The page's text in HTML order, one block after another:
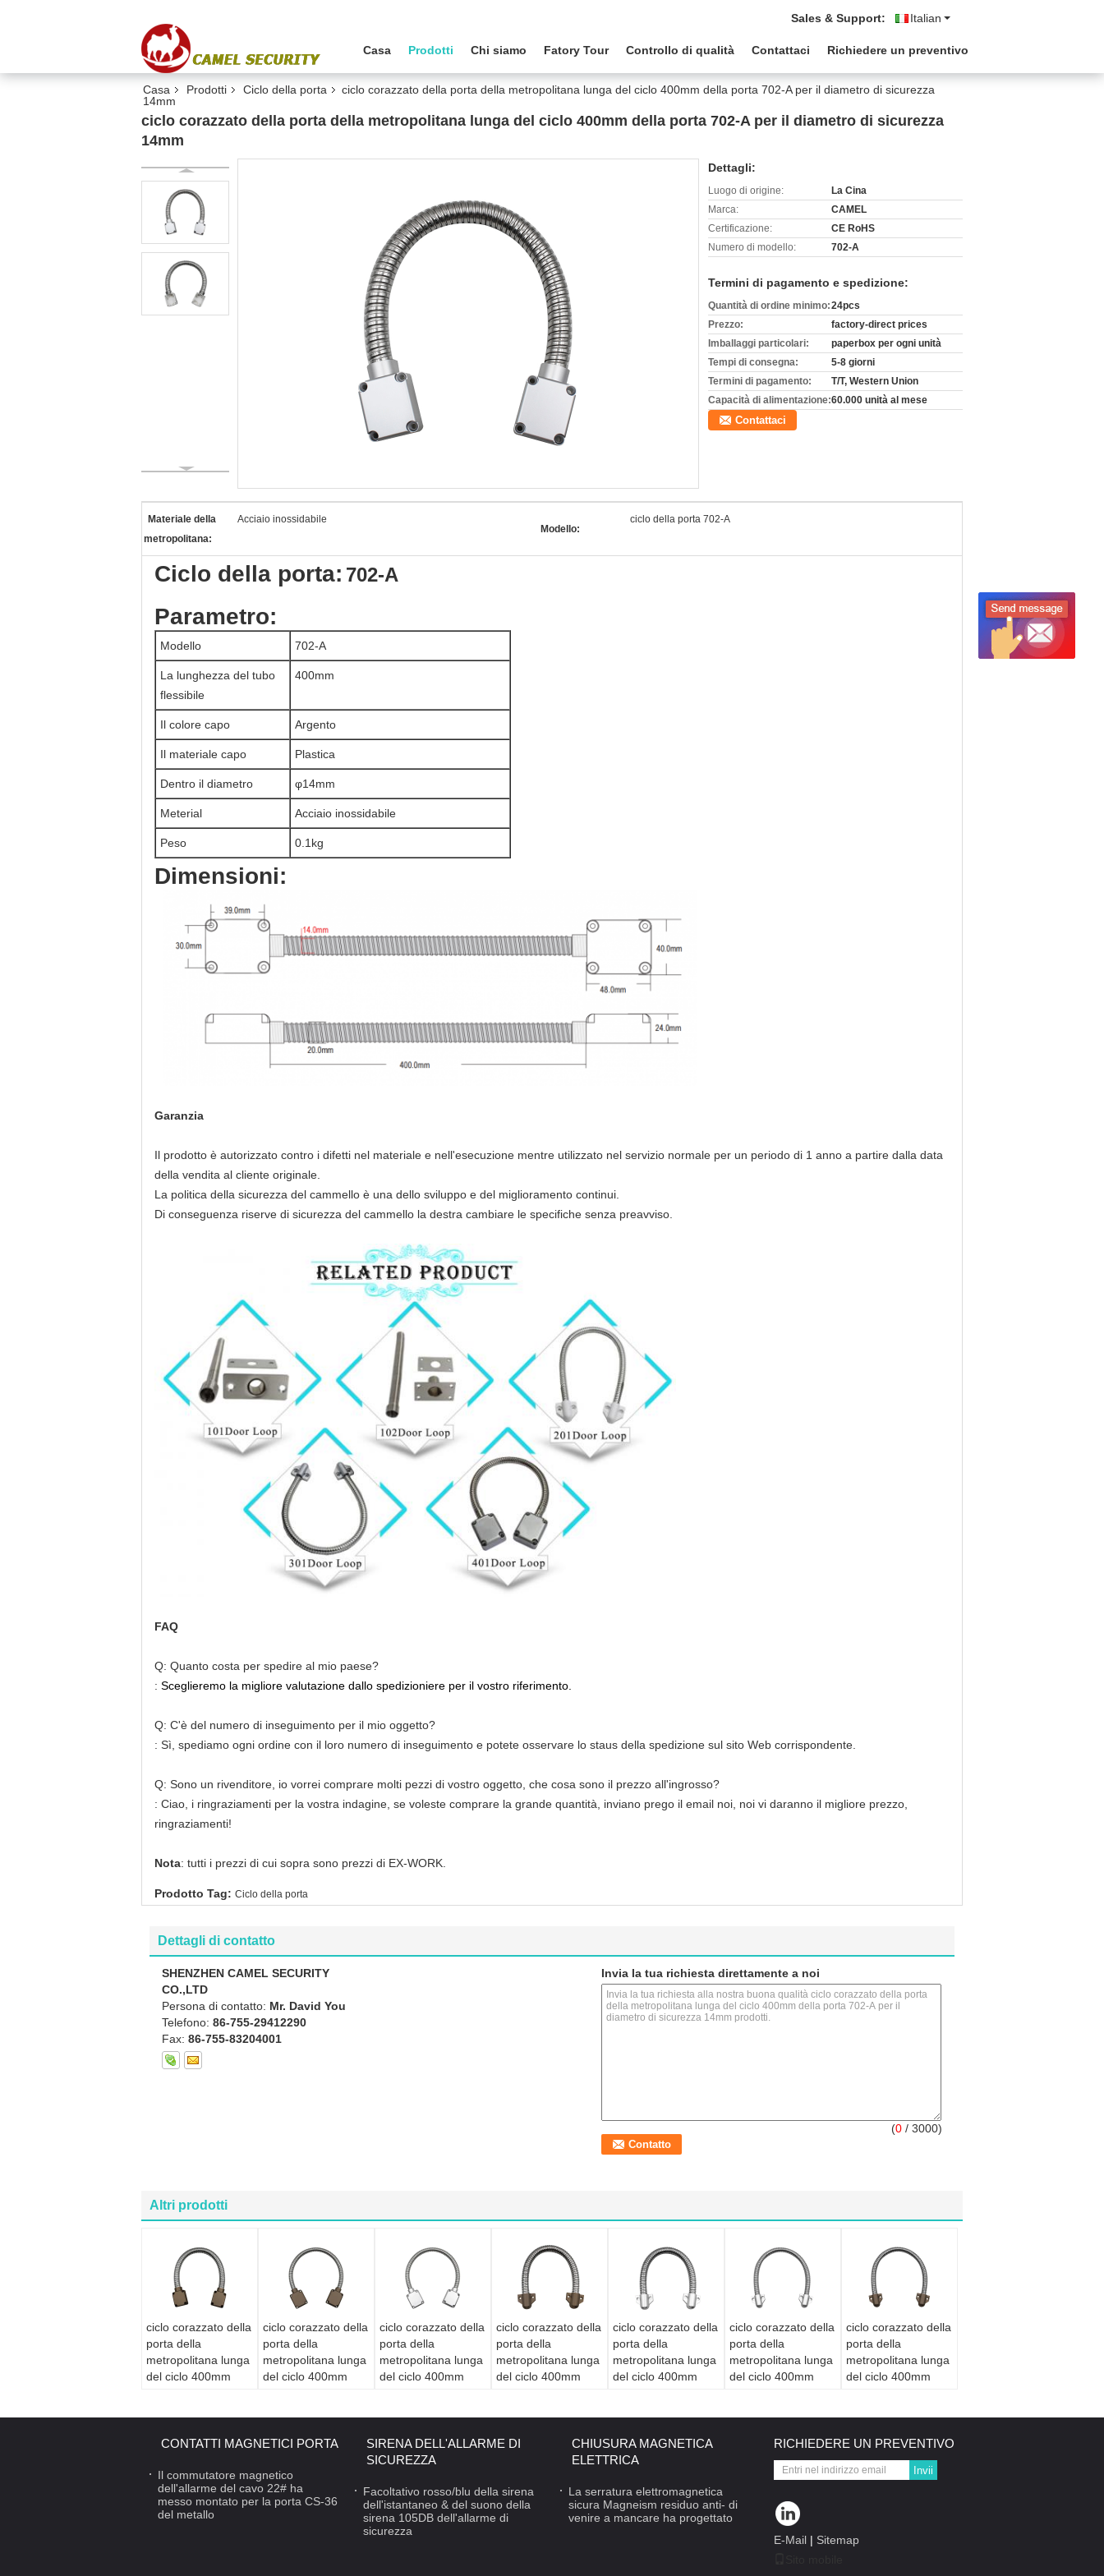
Italian
Sales & Support:
Casa Prodotti Chi siamo Fatory Tour Controllo di qualità Contattaci Richiedere un preventivo
Casa Prodotti Ciclo della porta
ciclo corazzato della porta della metropolitana lunga del ciclo 400mm della porta 702-A per il diametro di sicurezza
14mm
ciclo corazzato della porta della metropolitana lunga del ciclo 400mm della porta 702-A per il diametro di sicurezza
14mm
Dettagli:
Luogo di origine:
La Cina
Marca:
CAMEL
Certificazione:
CE RoHS
Numero di modello:
702-A
Termini di pagamento e spedizione:
Quantità di ordine minimo:24pcs
Prezzo:
factory-direct prices
Imballaggi particolari:
paperbox per ogni unità
Tempi di consegna:
5-8 giorni
Termini di pagamento:
T/T, Western Union
Capacità di alimentazione:60.000 unità al mese
Contattaci
Materiale della
metropolitana:
Acciaio inossidabile
Modello:
ciclo della porta 702-A
Ciclo della porta: 702-A
Parametro:
Modello 702-A
La lunghezza del tubo
flessibile
400mm
Il colore capo Argento
Il materiale capo Plastica
Dentro il diametro φ14mm
Meterial Acciaio inossidabile
Peso 0.1kg
Dimensioni:
Garanzia
Il prodotto è autorizzato contro i difetti nel materiale e nell'esecuzione mentre utilizzato nel servizio normale per un periodo di 1 anno a partire dalla data
della vendita al cliente originale.
La politica della sicurezza del cammello è una dello sviluppo e del miglioramento continui.
Di conseguenza riserve di sicurezza del cammello la destra cambiare le specifiche senza preavviso.
FAQ
Q: Quanto costa per spedire al mio paese?
: Sceglieremo la migliore valutazione dallo spedizioniere per il vostro riferimento.
Q: C'è del numero di inseguimento per il mio oggetto?
: Sì, spediamo ogni ordine con il loro numero di inseguimento e potete osservare lo staus della spedizione sul sito Web corrispondente.
Q: Sono un rivenditore, io vorrei comprare molti pezzi di vostro oggetto, che cosa sono il prezzo all'ingrosso?
: Ciao, i ringraziamenti per la vostra indagine, se voleste comprare la grande quantità, inviano prego il email noi, noi vi daranno il migliore prezzo,
ringraziamenti!
Nota: tutti i prezzi di cui sopra sono prezzi di EX-WORK.
Prodotto Tag: Ciclo della porta
Dettagli di contatto
SHENZHEN CAMEL SECURITY
CO.,LTD
Persona di contatto: Mr. David You
Telefono: 86-755-29412290
Fax: 86-755-83204001
Invia la tua richiesta direttamente a noi
(0 / 3000)
Altri prodotti
ciclo corazzato della
porta della
metropolitana lunga
del ciclo 400mm
ciclo corazzato della
porta della
metropolitana lunga
del ciclo 400mm
ciclo corazzato della
porta della
metropolitana lunga
del ciclo 400mm
ciclo corazzato della
porta della
metropolitana lunga
del ciclo 400mm
ciclo corazzato della
porta della
metropolitana lunga
del ciclo 400mm
ciclo corazzato della
porta della
metropolitana lunga
del ciclo 400mm
ciclo corazzato della
porta della
metropolitana lunga
del ciclo 400mm
CONTATTI MAGNETICI PORTA
Il commutatore magnetico
dell'allarme del cavo 22# ha
messo montato per la porta CS-36
del metallo
SIRENA DELL'ALLARME DI
SICUREZZA
Facoltativo rosso/blu della sirena
dell'istantaneo & del suono della
sirena 105DB dell'allarme di
sicurezza
CHIUSURA MAGNETICA
ELETTRICA
La serratura elettromagnetica
sicura Magneism residuo anti- di
venire a mancare ha progettato
RICHIEDERE UN PREVENTIVO
Invii
E-Mail | Sitemap